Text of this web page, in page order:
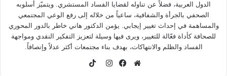
الدول العربية، فضلاً عن تناوله لقضايا الفساد المستشري. ويتميّز أسلوبه
الصحفي بالجرأة والشفافية، ساعياً من خلاله إلى رفع الوعي المجتمعي
والمساهمة في إحداث تغيير إيجابي. يؤمن الدكتور هاني خاطر بالدور المحوري
للصحافة كأداة فعّالة للتغيير، ويرى فيها وسيلة لتعزيز التفكير النقدي ومواجهة
الفساد والظلم والانتهاكات، بهدف بناء مجتمعات أكثر عدلاً وإنصافاً.